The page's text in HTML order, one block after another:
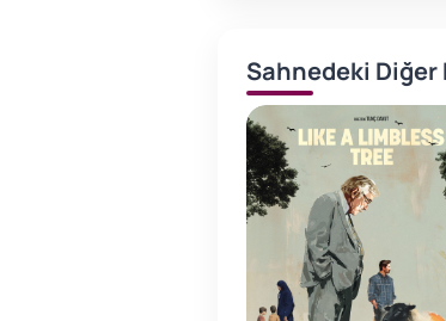
Sahnedeki